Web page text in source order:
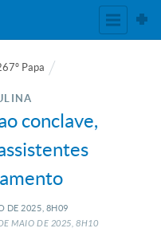
Papa
conclave,
DE 2025, 8H09
MAIO DE 2025, 8H10